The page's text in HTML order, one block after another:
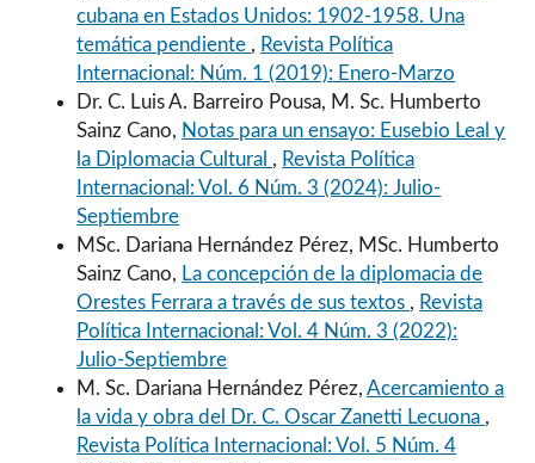
cubana en Estados Unidos: 1902-1958. Una
temática pendiente , Revista Política
Internacional: Núm. 1 (2019): Enero-Marzo
Dr. C. Luis A. Barreiro Pousa, M. Sc. Humberto
Sainz Cano, Notas para un ensayo: Eusebio Leal y
la Diplomacia Cultural , Revista Política
Internacional: Vol. 6 Núm. 3 (2024): Julio-
Septiembre
MSc. Dariana Hernández Pérez, MSc. Humberto
Sainz Cano, La concepción de la diplomacia de
Orestes Ferrara a través de sus textos , Revista
Política Internacional: Vol. 4 Núm. 3 (2022):
Julio-Septiembre
M. Sc. Dariana Hernández Pérez,Acercamiento a
la vida y obra del Dr. C. Oscar Zanetti Lecuona ,
Revista Política Internacional: Vol. 5 Núm. 4